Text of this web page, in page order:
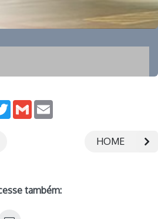
TwitterGmail
HOME
também: